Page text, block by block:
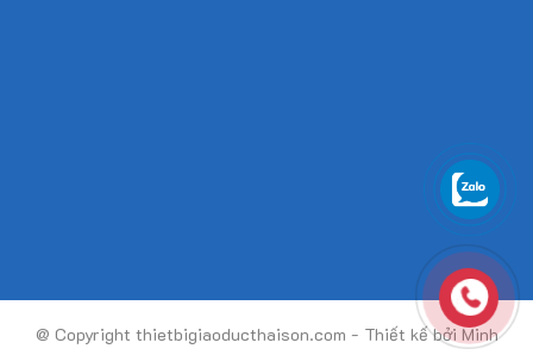
@ Copyright thietbigiaoducthaison.com - Thiết kế bởi Minh